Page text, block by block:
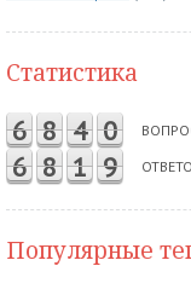
Статистика
6 8 4 0
6 8 1 9
Популярные